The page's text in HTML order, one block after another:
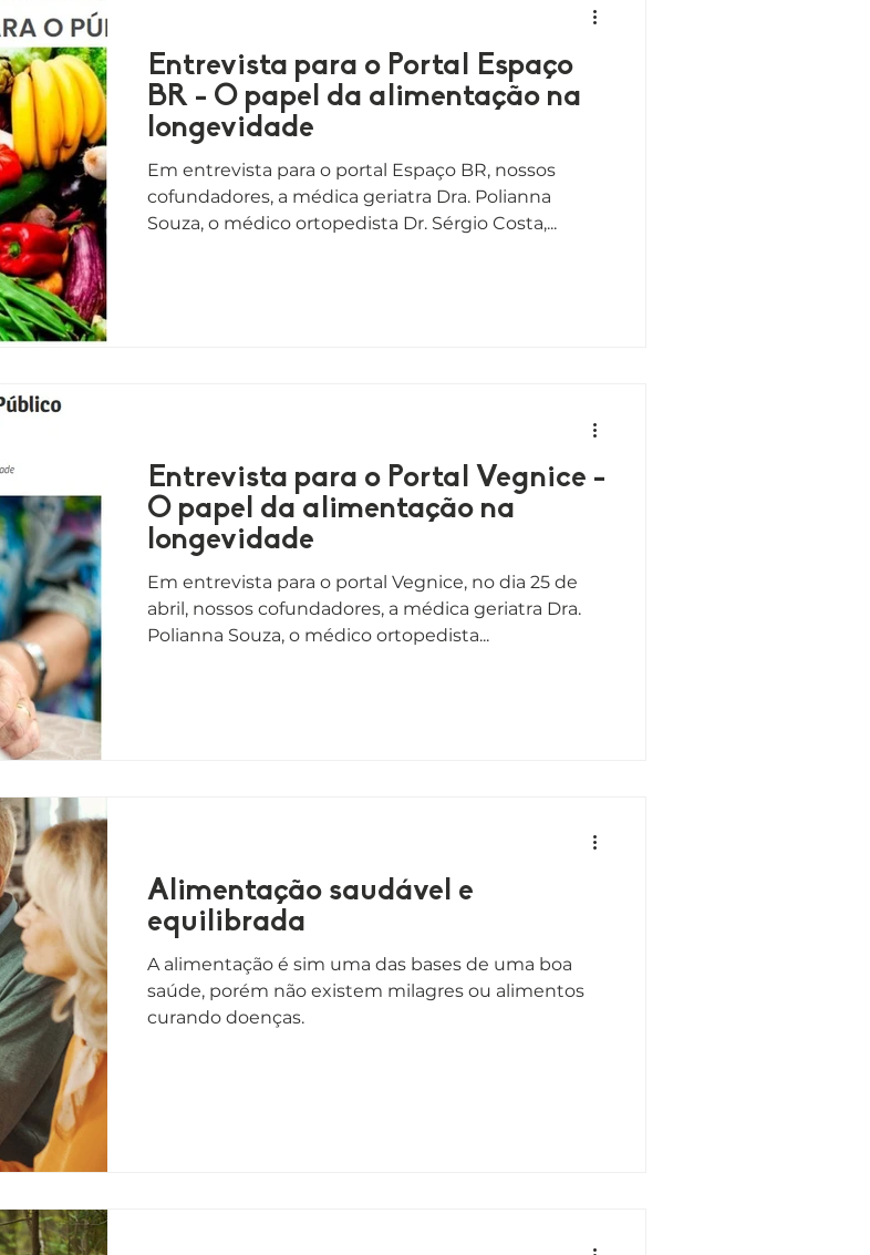
Entrevista para o Portal Espaço
BR - O papel da alimentação na
longevidade
Em entrevista para o portal Espaço BR, nossos
cofundadores, a médica geriatra Dra. Polianna
Souza, o médico ortopedista Dr. Sérgio Costa,...
Entrevista para o Portal Vegnice -
O papel da alimentação na
longevidade
Em entrevista para o portal Vegnice, no dia 25 de
abril, nossos cofundadores, a médica geriatra Dra.
Polianna Souza, o médico ortopedista...
Alimentação saudável e
equilibrada
A alimentação é sim uma das bases de uma boa
saúde, porém não existem milagres ou alimentos
curando doenças.